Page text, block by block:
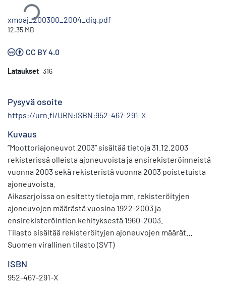
xmoaj_200300_2004_dig.pdf
12.35 MB
CC BY 4.0
Lataukset 316
Pysyvä osoite
https://urn.fi/URN:ISBN:952-467-291-X
Kuvaus
’’Moottoriajoneuvot 2003” sisältää tietoja 31.12.2003
rekisterissä olleista ajoneuvoista ja ensirekisteröinneistä
vuonna 2003 sekä rekisteristä vuonna 2003 poistetuista
ajoneuvoista.
Aikasarjoissa on esitetty tietoja mm. rekisteröityjen
ajoneuvojen määrästä vuosina 1922-2003 ja
ensirekisteröintien kehityksestä 1960-2003.
Tilasto sisältää rekisteröityjen ajoneuvojen määrät
kunnittain ja henkilöautotiheydet kunnittain 1 000 asukasta
Tilasto sisältää lisäksi mm. tietoja ajoneuvojen painoista.
Suomen virallinen tilasto (SVT)
ISBN
952-467-291-X